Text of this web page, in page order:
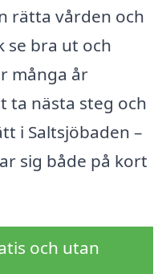
rätta vården och
se bra ut och
många år
ta nästa steg och
i Saltsjöbaden –
sig både på kort
och utan